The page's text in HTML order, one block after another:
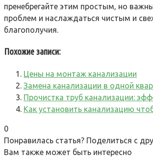
пренебрегайте этим простым‚ но
проблем и наслаждаться чистым и
благополучия.
Похожие записи:
Цены на монтаж канализации
Замена канализации в одной
Прочистка труб канализации:
Как установить канализацию
0
Понравилась статья? Поделиться с
Вам также может быть интересно